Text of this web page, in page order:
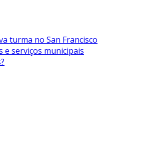
turma no San Francisco
serviços municipais